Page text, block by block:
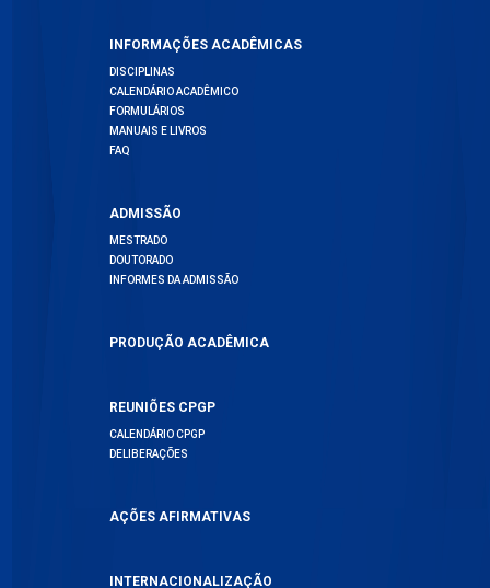
INFORMAÇÕES ACADÊMICAS
DISCIPLINAS
CALENDÁRIO ACADÊMICO
FORMULÁRIOS
MANUAIS E LIVROS
FAQ
ADMISSÃO
MESTRADO
DOUTORADO
INFORMES DA ADMISSÃO
PRODUÇÃO ACADÊMICA
REUNIÕES CPGP
CALENDÁRIO CPGP
DELIBERAÇÕES
AÇÕES AFIRMATIVAS
INTERNACIONALIZAÇÃO